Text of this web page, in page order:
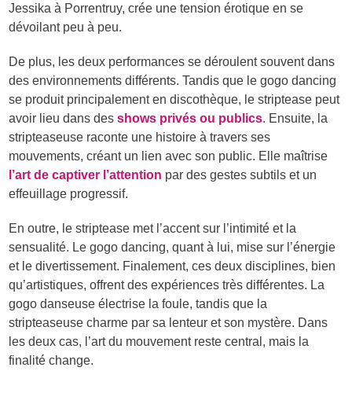
Jessika à Porrentruy, crée une tension érotique en se
dévoilant peu à peu.
De plus, les deux performances se déroulent souvent dans
des environnements différents. Tandis que le gogo dancing
se produit principalement en discothèque, le striptease peut
avoir lieu dans desshows privés ou publics. Ensuite, la
stripteaseuse raconte une histoire à travers ses
mouvements, créant un lien avec son public. Elle maîtrise
l’art de captiver l’attention par des gestes subtils et un
effeuillage progressif.
En outre, le striptease met l’accent sur l’intimité et la
sensualité. Le gogo dancing, quant à lui, mise sur l’énergie
et le divertissement. Finalement, ces deux disciplines, bien
qu’artistiques, offrent des expériences très différentes. La
gogo danseuse électrise la foule, tandis que la
stripteaseuse charme par sa lenteur et son mystère. Dans
les deux cas, l’art du mouvement reste central, mais la
finalité change.